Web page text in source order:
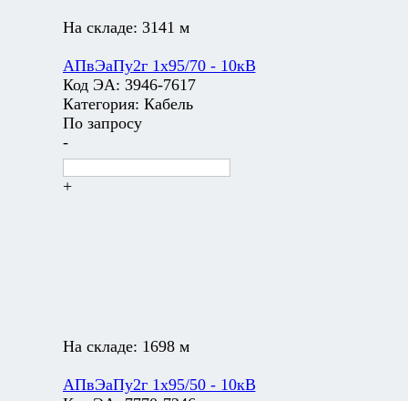
На складе: 3141 м
АПвЭаПу2г 1х95/70 - 10кВ
Код ЭА: 3946-7617
Категория: Кабель
По запросу
-
+
На складе: 1698 м
АПвЭаПу2г 1х95/50 - 10кВ